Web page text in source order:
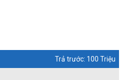
Trả trước: 100 Triệu